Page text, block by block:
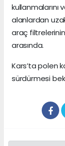
alanlardan
araç
arasında.
Kars’ta polen
sürdürmesi